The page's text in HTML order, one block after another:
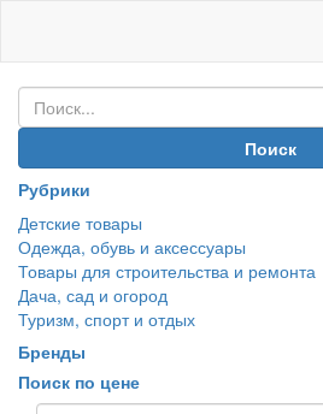
Поиск
Рубрики
Детские товары
Одежда, обувь и аксессуары
Товары для строительства и ремонта
Дача, сад и огород
Туризм, спорт и отдых
Бренды
Поиск по цене